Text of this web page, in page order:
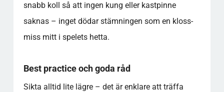
snabb koll så att ingen kung eller kastpinne
saknas – inget dödar stämningen som en kloss-
miss mitt i spelets hetta.
Best practice och goda råd
Sikta alltid lite lägre – det är enklare att träffa